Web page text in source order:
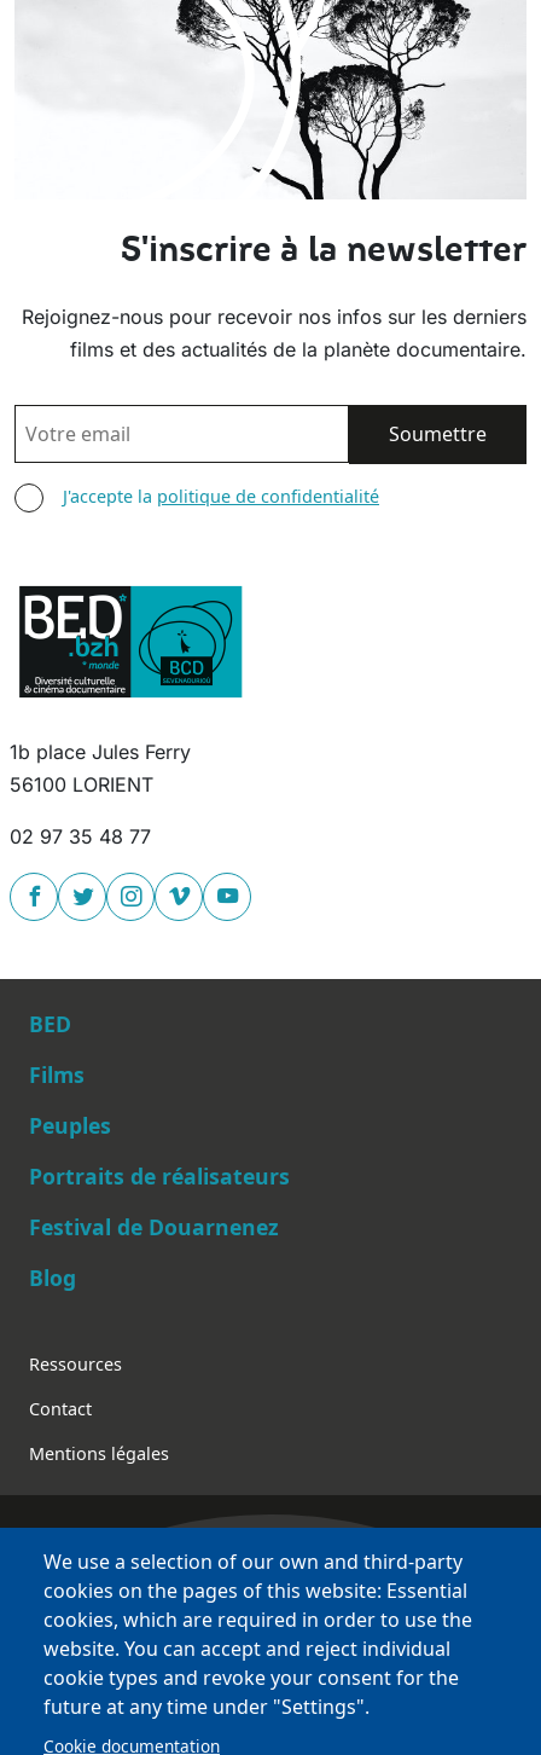
S'inscrire à la newsletter
Rejoignez-nous pour recevoir nos infos sur les derniers
films et des actualités de la planète documentaire.
EMAIL
AGREE TERMS
J'accepte la politique de confidentialité
1b place Jules Ferry
56100 LORIENT
02 97 35 48 77
Main navigation
BED
Films
Peuples
Portraits de réalisateurs
Festival de Douarnenez
Blog
Footer
Ressources
Contact
Mentions légales
Bretagne Culture Diversité
des sites variés !
Sites
BCD
Bazhvalan
Bécédia
We use a selection of our own and third-party
cookies on the pages of this website: Essential
cookies, which are required in order to use the
website. You can accept and reject individual
cookie types and revoke your consent for the
future at any time under "Settings".
Cookie documentation